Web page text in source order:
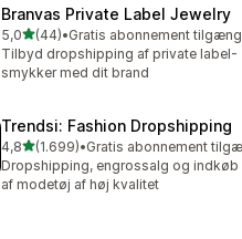
Branvas Private Label Jewelry
5,0ud af 5 stjerner
(44)
44 anmeldelser i alt
•
Tilbyd dropshipping af private label-
smykker med dit brand
Trendsi: Fashion Dropshipping
4,8ud af 5 stjerner
(1.699)
1699 anmeldelser i alt
•
Dropshipping, engrossalg og indkøb
af modetøj af høj kvalitet